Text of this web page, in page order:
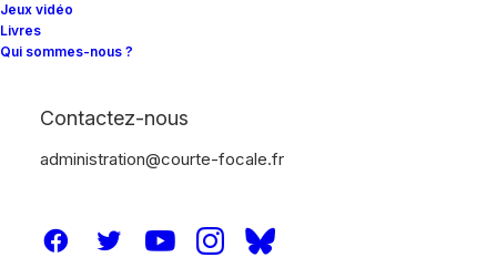
Jeux vidéo
Livres
Qui sommes-nous ?
Contactez-nous
administration@courte-focale.fr